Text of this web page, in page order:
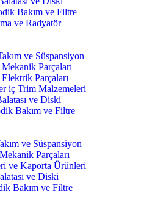
Bakım ve Filtre
ve Radyatör
ve Süspansiyon
Parçaları
Parçaları
iç Trim Malzemeleri
ve Diski
Bakım ve Filtre
ve Süspansiyon
Parçaları
ve Kaporta Ürünleri
ve Diski
Bakım ve Filtre